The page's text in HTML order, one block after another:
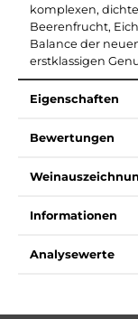
komplexen,
Beerenfrucht,
Balance der
erstklassigen
Eigenschaften
Bewertungen
Informationen
Analysewerte